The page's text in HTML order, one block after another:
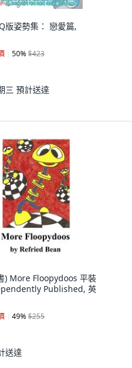
版姿勢集： 戀愛篇,
50%$423
三 預計送達
) More Floopydoos 平裝
Published, 英
49%$255
送達